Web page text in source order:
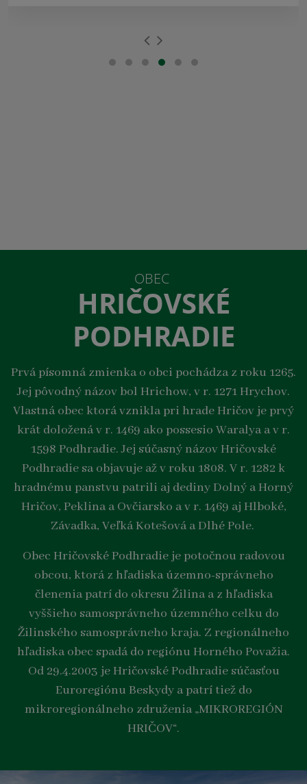
OBEC
HRIČOVSKÉ
PODHRADIE
Prvá písomná zmienka o obci pochádza z roku 1265.
Jej pôvodný názov bol Hrichow, v r. 1271 Hrychov.
Vlastná obec ktorá vznikla pri hrade Hričov je prvý
krát doložená v r. 1469 ako possesio Waralya a v r.
1598 Podhradie. Jej súčasný názov Hričovské
Podhradie sa objavuje až v roku 1808. V r. 1282 k
hradnému panstvu patrili aj dediny Dolný a Horný
Hričov, Peklina a Ovčiarsko a v r. 1469 aj Hlboké,
Závadka, Veľká Kotešová a Dlhé Pole.
Obec Hričovské Podhradie je potočnou radovou
obcou, ktorá z hľadiska územno-správneho
členenia patrí do okresu Žilina a z hľadiska
vyššieho samosprávneho územného celku do
Žilinského samosprávneho kraja. Z regionálneho
hľadiska obec spadá do regiónu Horného Považia.
Od 29.4.2003 je Hričovské Podhradie súčasťou
Euroregiónu Beskydy a patrí tiež do
mikroregionálneho združenia „MIKROREGIÓN
HRIČOV“.